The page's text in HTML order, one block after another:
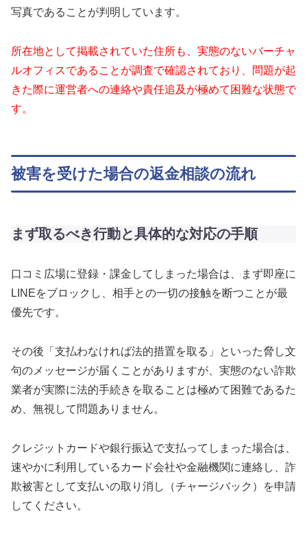
写真であることが判明しています。
所在地として掲載されていた住所も、実態のないバーチャ
ルオフィスであることが調査で確認されており、問題が起
きた際に運営者への連絡や責任追及が極めて困難な状態で
す。
被害を受けた場合の返金相談の流れ
まず取るべき行動と具体的な対応の手順
口コミ広場に登録・課金してしまった場合は、まず即座に
LINEをブロックし、相手との一切の接触を断つことが最
優先です。
その後「支払わなければ法的措置を取る」といった脅し文
句のメッセージが届くことがありますが、実態のない詐欺
業者が実際に法的手続きを取ることは極めて困難であるた
め、無視して問題ありません。
クレジットカードや銀行振込で支払ってしまった場合は、
速やかに利用しているカード会社や金融機関に連絡し、詐
欺被害として支払いの取り消し（チャージバック）を申請
してください。